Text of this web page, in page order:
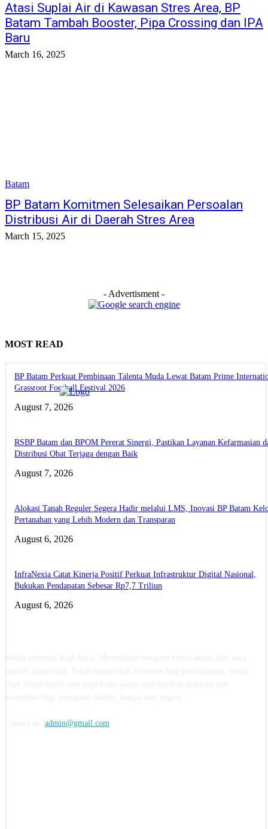
Atasi Suplai Air di Kawasan Stres Area, BP
Batam Tambah Booster, Pipa Crossing dan IPA
Baru
March 16, 2025
Batam
BP Batam Komitmen Selesaikan Persoalan
Distribusi Air di Daerah Stres Area
March 15, 2025
- Advertisment -
MOST READ
BP Batam Perkuat Pembinaan Talenta Muda Lewat Batam Prime
Grassroot Football Festival 2026
August 7, 2026
RSBP Batam dan BPOM Pererat Sinergi, Pastikan Layanan Kefarmasian
Distribusi Obat Terjaga dengan Baik
August 7, 2026
Alokasi Tanah Reguler Segera Hadir melalui LMS, Inovasi BP Batam
Pertanahan yang Lebih Modern dan Transparan
August 6, 2026
InfraNexia Catat Kinerja Positif Perkuat Infrastruktur Digital Nasional,
Bukukan Pendapatan Sebesar Rp7,7 Triliun
August 6, 2026
admin@gmail.com